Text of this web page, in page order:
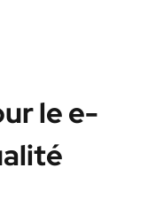
le e-